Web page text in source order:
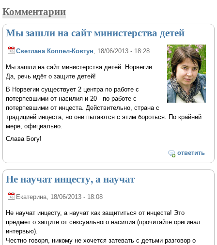
Комментарии
Мы зашли на сайт министерства детей
Светлана Коппел-Ковтун, 18/06/2013 - 18:28
Мы зашли на сайт министерства детей Норвегии.
Да, речь идёт о защите детей!
В Норвегии существует 2 центра по работе с
потерпевшими от насилия и 20 - по работе с
потерпевшими от инцеста. Действительно, страна с
традицией инцеста, но они пытаются с этим бороться. По крайней
мере, официально.
Слава Богу!
ответить
Не научат инцесту, а научат
Екатерина, 18/06/2013 - 18:08
Не научат инцесту, а научат как защититься от инцеста! Это
предмет о защите от сексуального насилия (прочитайте оригинал
интервью).
Честно говоря, никому не хочется затевать с детьми разговор о